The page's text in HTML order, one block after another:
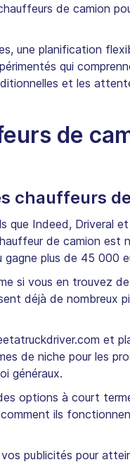
de camion
une planification
qui
et les
de
chauffeurs
Indeed, Driveral
de camion est
plus de 45 000
si vous en trouvez
déjà de nombreux
et
de niche pour les
généraux.
options à court
ils
publicités pour